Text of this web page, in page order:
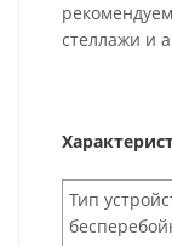
стеллажи и
Тип